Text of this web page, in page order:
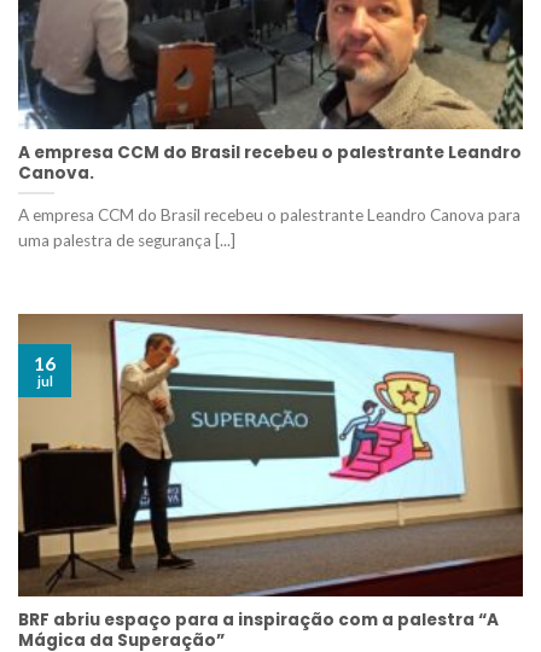
A empresa CCM do Brasil recebeu o palestrante Leandro
Canova.
A empresa CCM do Brasil recebeu o palestrante Leandro Canova para
uma palestra de segurança [...]
BRF abriu espaço para a inspiração com a palestra “A
Mágica da Superação”
16
jul